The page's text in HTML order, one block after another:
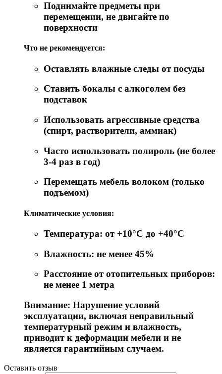
Поднимайте предметы при
перемещении, не двигайте по
поверхности
Что не рекомендуется:
Оставлять влажные следы от посуды
Ставить бокалы с алкоголем без
подставок
Использовать агрессивные средства
(спирт, растворители, аммиак)
Часто использовать полироль (не более
3-4 раз в год)
Перемещать мебель волоком (только
подъемом)
Климатические условия:
Температура: от +10°C до +40°C
Влажность: не менее 45%
Расстояние от отопительных приборов:
не менее 1 метра
Внимание: Нарушение условий
эксплуатации, включая неправильный
температурный режим и влажность,
приводит к деформации мебели и не
является гарантийным случаем.
Оставить отзыв